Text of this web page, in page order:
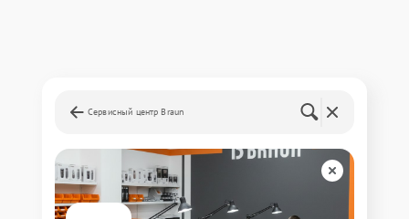
Сервисный центр Braun